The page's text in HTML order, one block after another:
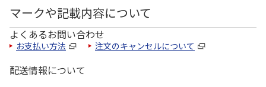
マークや記載内容について
よくあるお問い合わせ
お支払い方法 注文のキャンセルについて
配送情報について